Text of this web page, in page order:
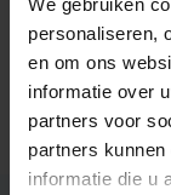
personaliseren,
en om ons
informatie over
partners voor
partners
informatie die u
Reviews
Delen